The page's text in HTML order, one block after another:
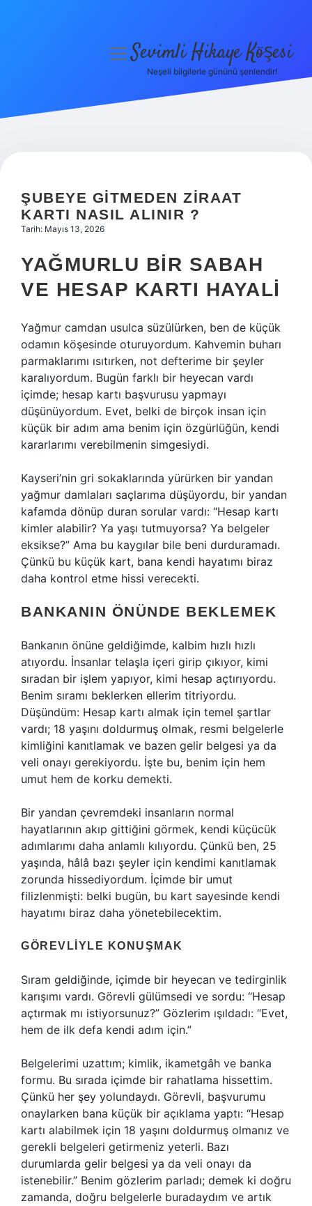
Hakkımızda
menüyüSevimli Hikaye Köşesi
Neşeli bilgilerle gününü şenlendir!
ŞUBEYE GITMEDEN ZIRAAT
KARTI NASIL ALINIR ?
Tarih: Mayıs 13, 2026
YAĞMURLU BIR SABAH
VE HESAP KARTI HAYALI
Yağmur camdan usulca süzülürken, ben de küçük
odamın köşesinde oturuyordum. Kahvemin buharı
parmaklarımı ısıtırken, not defterime bir şeyler
karalıyordum. Bugün farklı bir heyecan vardı
içimde; hesap kartı başvurusu yapmayı
düşünüyordum. Evet, belki de birçok insan için
küçük bir adım ama benim için özgürlüğün, kendi
kararlarımı verebilmenin simgesiydi.
Kayseri’nin gri sokaklarında yürürken bir yandan
yağmur damlaları saçlarıma düşüyordu, bir yandan
kafamda dönüp duran sorular vardı: “Hesap kartı
kimler alabilir? Ya yaşı tutmuyorsa? Ya belgeler
eksikse?” Ama bu kaygılar bile beni durduramadı.
Çünkü bu küçük kart, bana kendi hayatımı biraz
daha kontrol etme hissi verecekti.
BANKANIN ÖNÜNDE BEKLEMEK
Bankanın önüne geldiğimde, kalbim hızlı hızlı
atıyordu. İnsanlar telaşla içeri girip çıkıyor, kimi
sıradan bir işlem yapıyor, kimi hesap açtırıyordu.
Benim sıramı beklerken ellerim titriyordu.
Düşündüm: Hesap kartı almak için temel şartlar
vardı; 18 yaşını doldurmuş olmak, resmi belgelerle
kimliğini kanıtlamak ve bazen gelir belgesi ya da
veli onayı gerekiyordu. İşte bu, benim için hem
umut hem de korku demekti.
Bir yandan çevremdeki insanların normal
hayatlarının akıp gittiğini görmek, kendi küçücük
adımlarımı daha anlamlı kılıyordu. Çünkü ben, 25
yaşında, hâlâ bazı şeyler için kendimi kanıtlamak
zorunda hissediyordum. İçimde bir umut
filizlenmişti: belki bugün, bu kart sayesinde kendi
hayatımı biraz daha yönetebilecektim.
GÖREVLIYLE KONUŞMAK
Sıram geldiğinde, içimde bir heyecan ve tedirginlik
karışımı vardı. Görevli gülümsedi ve sordu: “Hesap
açtırmak mı istiyorsunuz?” Gözlerim ışıldadı: “Evet,
hem de ilk defa kendi adım için.”
Belgelerimi uzattım; kimlik, ikametgâh ve banka
formu. Bu sırada içimde bir rahatlama hissettim.
Çünkü her şey yolundaydı. Görevli, başvurumu
onaylarken bana küçük bir açıklama yaptı: “Hesap
kartı alabilmek için 18 yaşını doldurmuş olmanız ve
gerekli belgeleri getirmeniz yeterli. Bazı
durumlarda gelir belgesi ya da veli onayı da
istenebilir.” Benim gözlerim parladı; demek ki doğru
zamanda, doğru belgelerle buradaydım ve artık